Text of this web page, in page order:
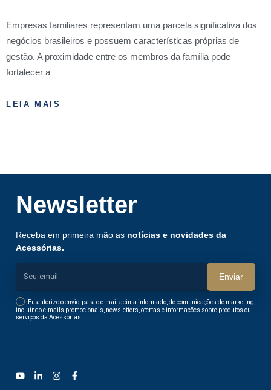
Empresas familiares representam uma parcela significativa dos
negócios brasileiros e possuem características próprias de
gestão. A proximidade entre os membros da família pode
fortalecer a
LEIA MAIS
Newsletter
Receba em primeira mão as notícias e novidades da
Acessórias.
Eu autorizo o envio, para o e-mail acima informado, de comunicações de marketing,
incluindo e-mails promocionais, newsletters, ofertas e informações sobre produtos ou
serviços da Acessórias.
Enviar